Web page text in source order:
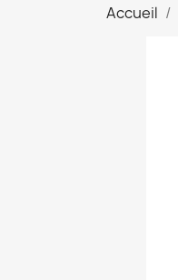
Accueil